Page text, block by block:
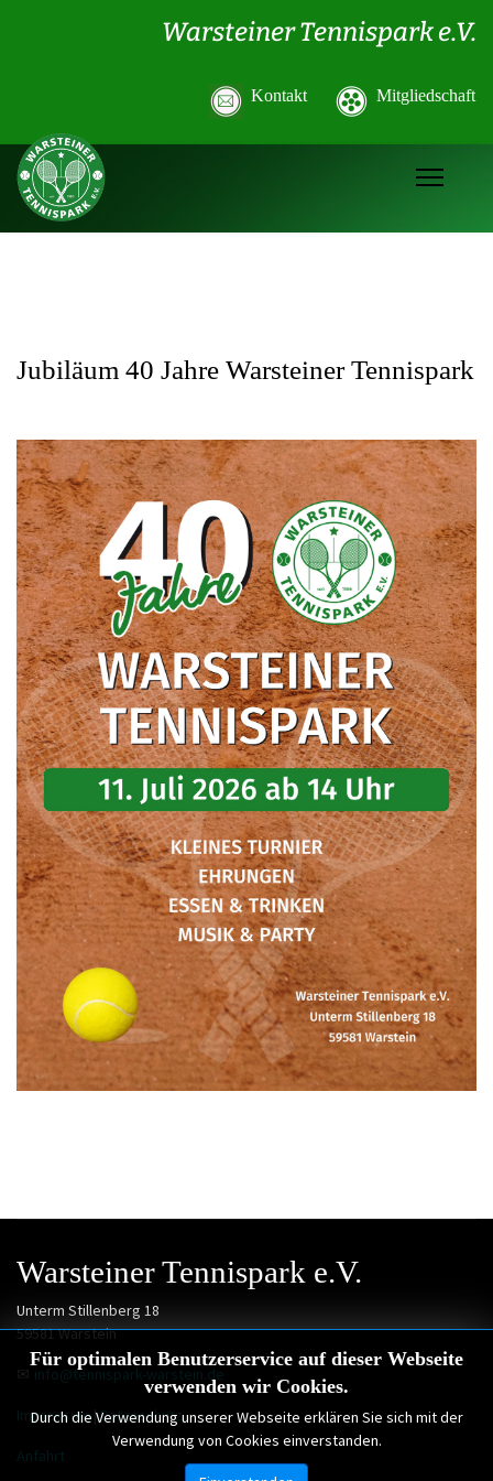
Warsteiner Tennispark e.V.
Kontakt Mitgliedschaft
Jubiläum 40 Jahre Warsteiner Tennispark
Für optimalen Benutzerservice auf dieser Webseite
verwenden wir Cookies.
Durch die Verwendung unserer Webseite erklären Sie sich mit der
Verwendung von Cookies einverstanden.
Warsteiner Tennispark e.V.
Unterm Stillenberg 18
59581 Warstein
✉ info@tennispark-warstein.de
Impressum|Datenschutz
Anfahrt